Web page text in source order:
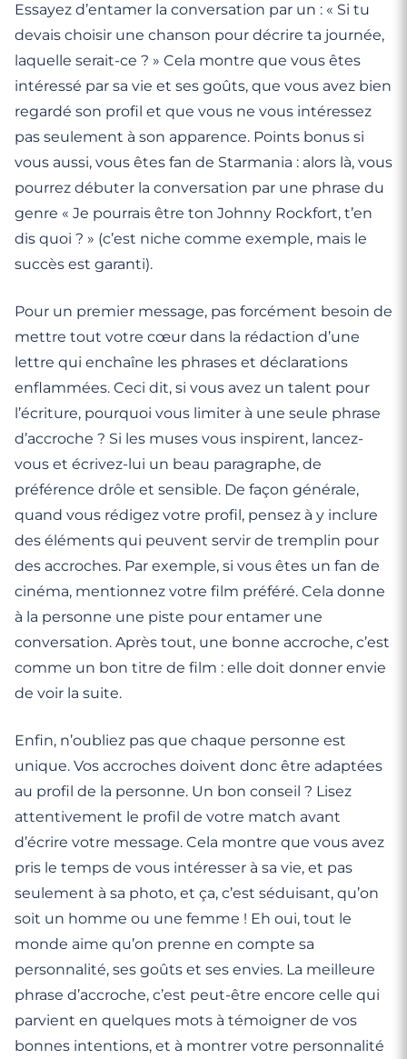
Essayez d’entamer la conversation par un : « Si tu
devais choisir une chanson pour décrire ta journée,
laquelle serait-ce ? » Cela montre que vous êtes
intéressé par sa vie et ses goûts, que vous avez bien
regardé son profil et que vous ne vous intéressez
pas seulement à son apparence. Points bonus si
vous aussi, vous êtes fan de Starmania : alors là, vous
pourrez débuter la conversation par une phrase du
genre « Je pourrais être ton Johnny Rockfort, t’en
dis quoi ? » (c’est niche comme exemple, mais le
succès est garanti).
Pour un premier message, pas forcément besoin de
mettre tout votre cœur dans la rédaction d’une
lettre qui enchaîne les phrases et déclarations
enflammées. Ceci dit, si vous avez un talent pour
l’écriture, pourquoi vous limiter à une seule phrase
d’accroche ? Si les muses vous inspirent, lancez-
vous et écrivez-lui un beau paragraphe, de
préférence drôle et sensible. De façon générale,
quand vous rédigez votre profil, pensez à y inclure
des éléments qui peuvent servir de tremplin pour
des accroches. Par exemple, si vous êtes un fan de
cinéma, mentionnez votre film préféré. Cela donne
à la personne une piste pour entamer une
conversation. Après tout, une bonne accroche, c’est
comme un bon titre de film : elle doit donner envie
de voir la suite.
Enfin, n’oubliez pas que chaque personne est
unique. Vos accroches doivent donc être adaptées
au profil de la personne. Un bon conseil ? Lisez
attentivement le profil de votre match avant
d’écrire votre message. Cela montre que vous avez
pris le temps de vous intéresser à sa vie, et pas
seulement à sa photo, et ça, c’est séduisant, qu’on
soit un homme ou une femme ! Eh oui, tout le
monde aime qu’on prenne en compte sa
personnalité, ses goûts et ses envies. La meilleure
phrase d’accroche, c’est peut-être encore celle qui
parvient en quelques mots à témoigner de vos
bonnes intentions, et à montrer votre personnalité